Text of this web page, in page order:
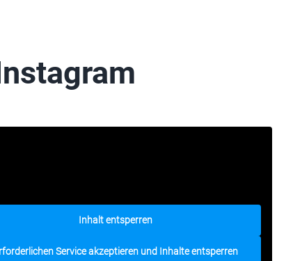
Inhalt entsperren
Service akzeptieren und Inhalte entsperren